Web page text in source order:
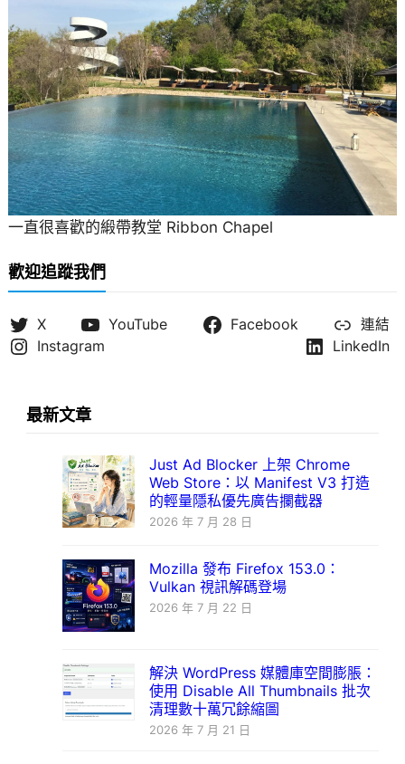
一直很喜歡的緞帶教堂 Ribbon Chapel
歡迎追蹤我們
X YouTube Facebook
連結
Instagram
LinkedIn
最新文章
Just Ad Blocker 上架 Chrome
Web Store：以 Manifest V3 打造
的輕量隱私優先廣告攔截器
2026 年 7 月 28 日
Mozilla 發布 Firefox 153.0：
Vulkan 視訊解碼登場
2026 年 7 月 22 日
解決 WordPress 媒體庫空間膨脹：
使用 Disable All Thumbnails 批次
清理數十萬冗餘縮圖
2026 年 7 月 21 日